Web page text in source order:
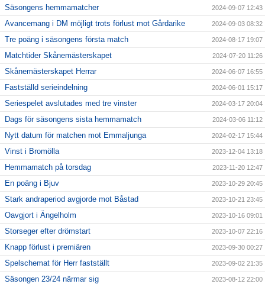
Säsongens hemmamatcher 2024-09-07 12:43
Avancemang i DM möjligt trots förlust mot Gårdarike 2024-09-03 08:32
Tre poäng i säsongens första match 2024-08-17 19:07
Matchtider Skånemästerskapet 2024-07-20 11:26
Skånemästerskapet Herrar 2024-06-07 16:55
Fastställd serieindelning 2024-06-01 15:17
Seriespelet avslutades med tre vinster 2024-03-17 20:04
Dags för säsongens sista hemmamatch 2024-03-06 11:12
Nytt datum för matchen mot Emmaljunga 2024-02-17 15:44
Vinst i Bromölla 2023-12-04 13:18
Hemmamatch på torsdag 2023-11-20 12:47
En poäng i Bjuv 2023-10-29 20:45
Stark andraperiod avgjorde mot Båstad 2023-10-21 23:45
Oavgjort i Ängelholm 2023-10-16 09:01
Storseger efter drömstart 2023-10-07 22:16
Knapp förlust i premiären 2023-09-30 00:27
Spelschemat för Herr fastställt 2023-09-02 21:35
Säsongen 23/24 närmar sig 2023-08-12 22:00